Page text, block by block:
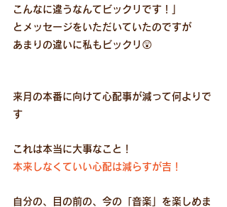
こんなに違うなんてビックリです！」
とメッセージをいただいていたのですが
あまりの違いに私もビックリ😲
来月の本番に向けて心配事が減って何よりで
す
これは本当に大事なこと！
本来しなくていい心配は減らすが吉！
自分の、目の前の、今の「音楽」を楽しめま